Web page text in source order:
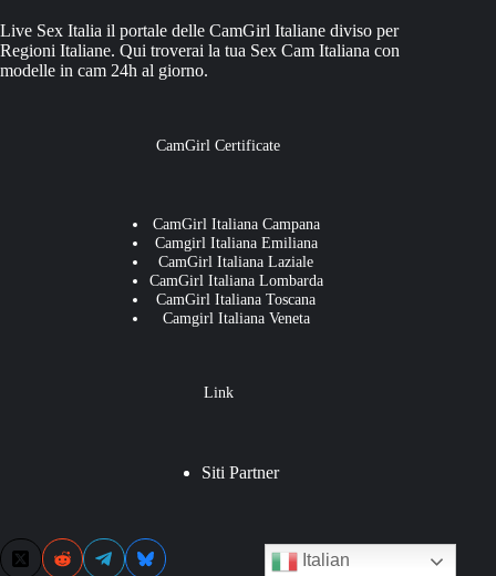
Live Sex Italia il portale delle CamGirl Italiane diviso per
Regioni Italiane. Qui troverai la tua Sex Cam Italiana con
modelle in cam 24h al giorno.
CamGirl Certificate
CamGirl Italiana Campana
Camgirl Italiana Emiliana
CamGirl Italiana Laziale
CamGirl Italiana Lombarda
CamGirl Italiana Toscana
Camgirl Italiana Veneta
Link
Siti Partner
Italian